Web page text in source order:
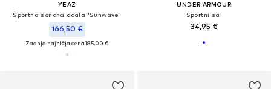
YEAZ
Športna sončna očala 'Sunwave'
166,50 €
Zadnja najnižja cena185,00 €
UNDER ARMOUR
Športni šal
34,95 €